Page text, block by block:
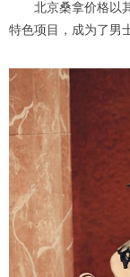
北京桑拿价格以其
特色项目，成为了男